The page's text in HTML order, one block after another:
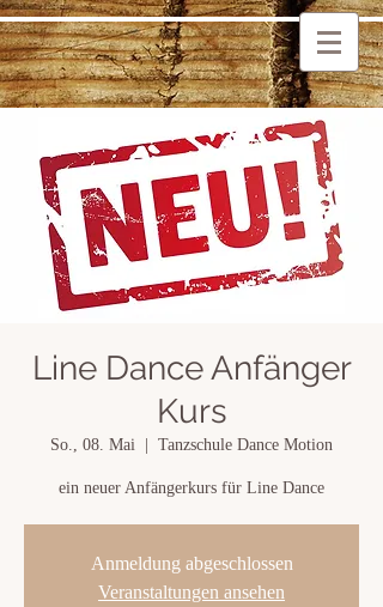
Line Dance Anfänger
Kurs
So., 08. Mai Tanzschule Dance Motion
ein neuer Anfängerkurs für Line Dance
Anmeldung abgeschlossen
Veranstaltungen ansehen